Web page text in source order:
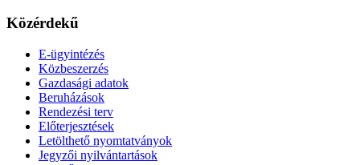
Közérdekű
E-ügyintézés
Közbeszerzés
Gazdasági adatok
Beruházások
Rendezési terv
Előterjesztések
Letölthető nyomtatványok
Jegyzői nyilvántartások